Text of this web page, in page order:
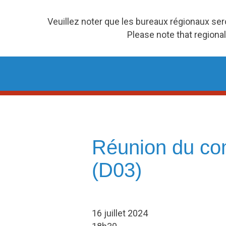
Veuillez noter que les bureaux régionaux
Please note that
content
Réunion du
(D03)
16 juillet 2024